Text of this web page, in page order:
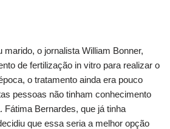
marido, o jornalista William Bonner,
de fertilização in vitro para realizar o
o tratamento ainda era pouco
pessoas não tinham conhecimento
Fátima Bernardes, que já tinha
que essa seria a melhor opção